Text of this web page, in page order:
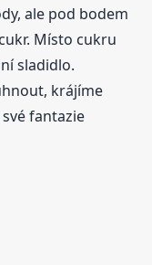
ale pod bodem
Místo cukru
sladidlo.
krájíme
fantazie